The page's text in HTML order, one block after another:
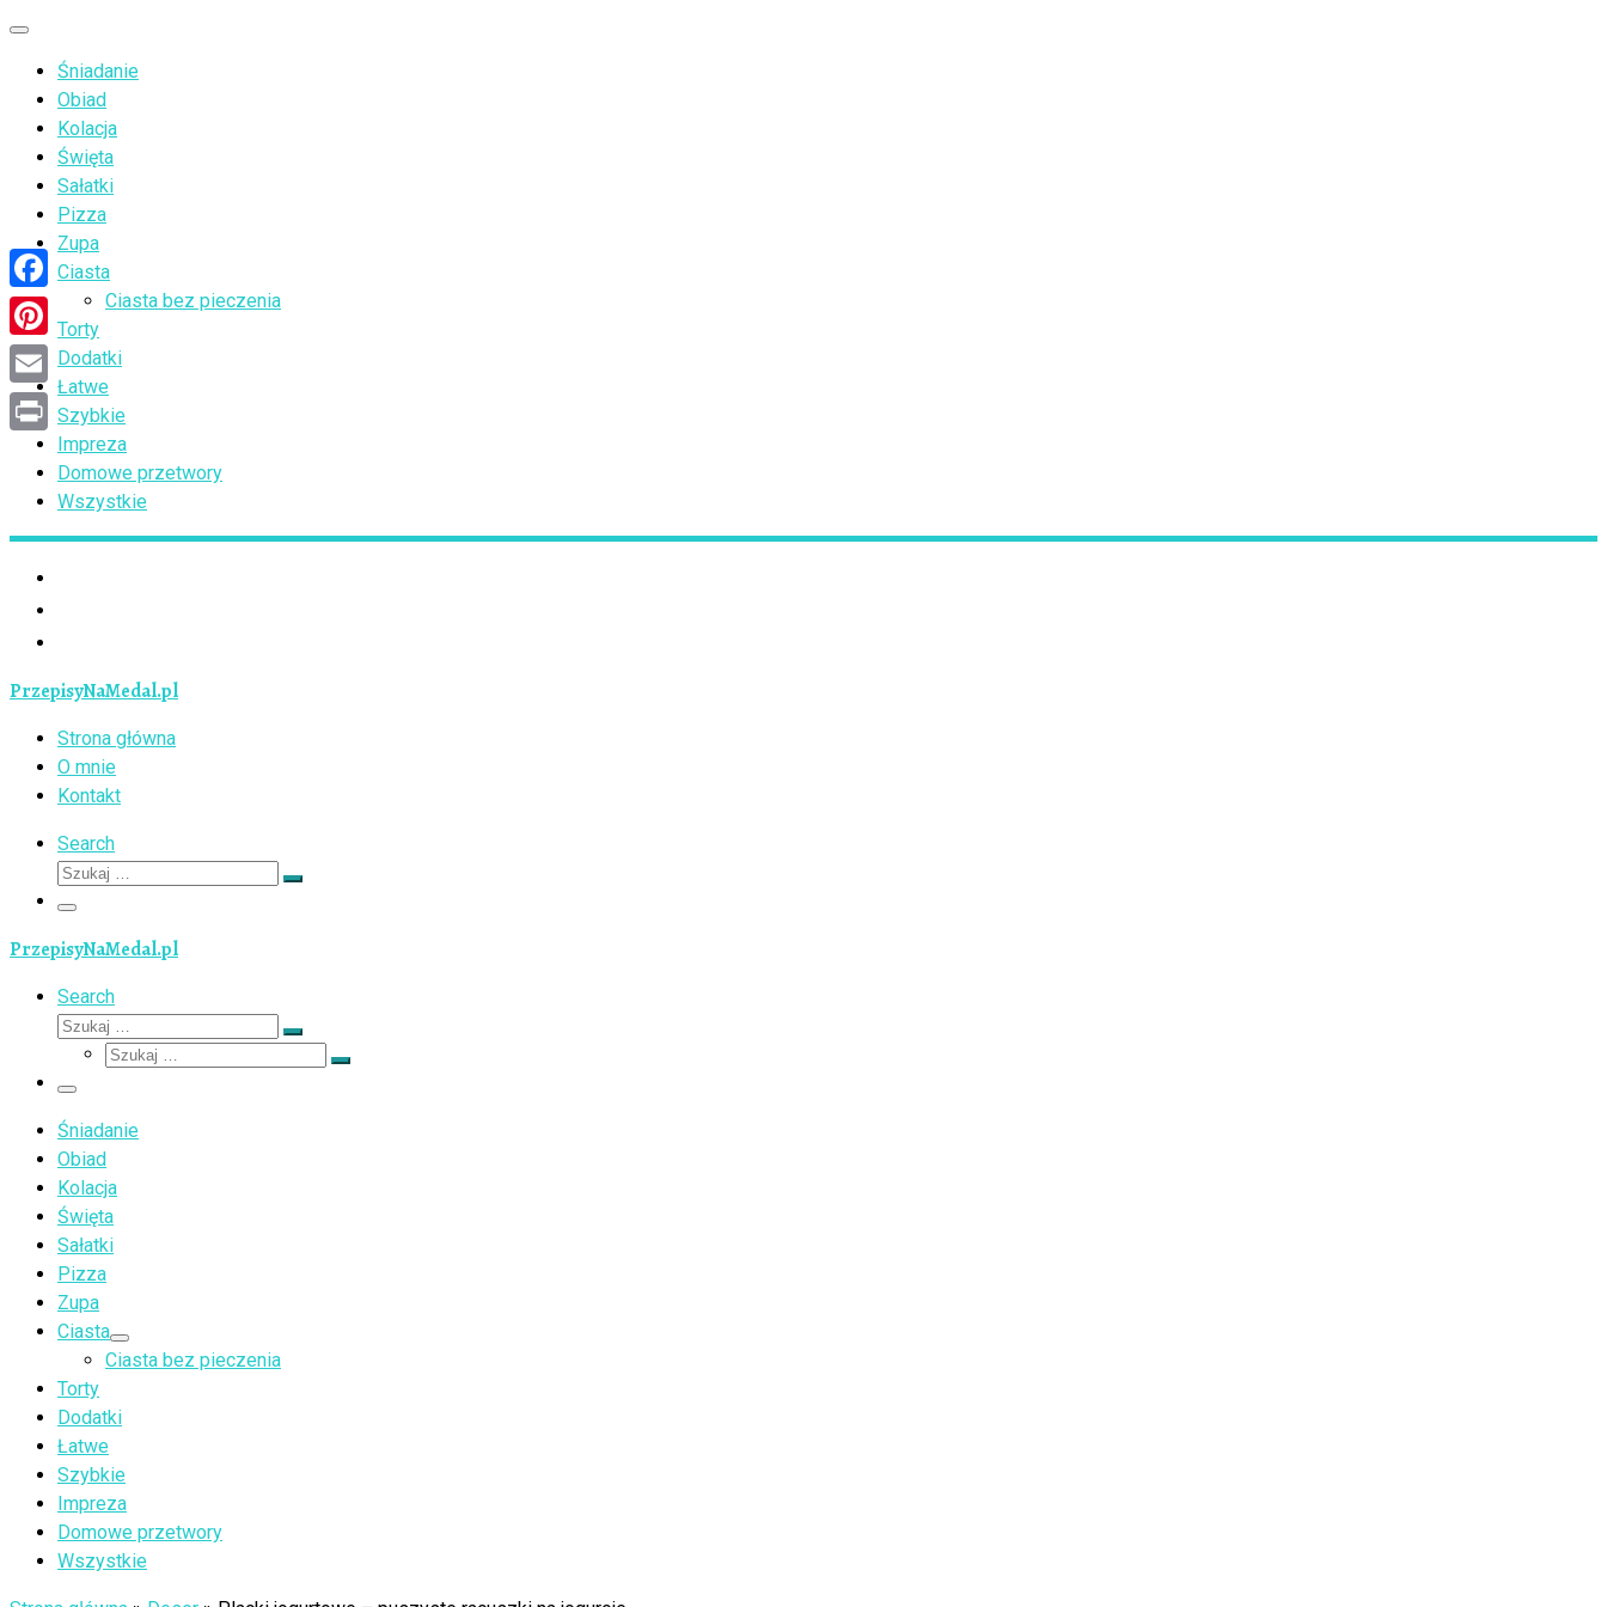
Przejdź
treści
Menu
Śniadanie
Obiad
Kolacja
Święta
Sałatki
Pizza
Zupa
Ciasta
Ciasta bez pieczenia
Torty
Dodatki
Łatwe
Szybkie
Impreza
Domowe przetwory
Wszystkie
PrzepisyNaMedal.pl
Strona główna
O mnie
Kontakt
Search
Szukaj
Szukaj
Menu
PrzepisyNaMedal.pl
Search
Szukaj
Szukaj
Szukaj
Szukaj
Menu
Śniadanie
Obiad
Kolacja
Święta
Sałatki
Pizza
Zupa
Ciasta
Ciasta bez pieczenia
Torty
Dodatki
Łatwe
Szybkie
Impreza
Domowe przetwory
Wszystkie
Facebook
Pinterest
Email
Print